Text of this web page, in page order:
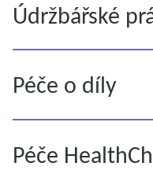
Údržbářské
Péče o díly
Péče